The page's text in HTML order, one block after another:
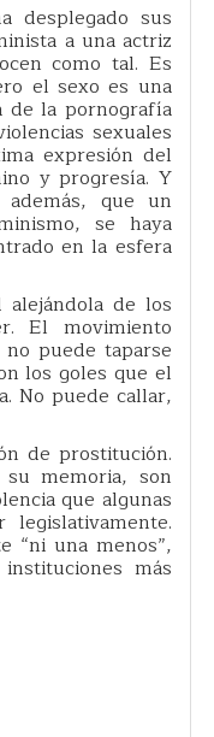
desplegado sus
a una actriz
como tal. Es
el sexo es una
de la pornografía
sexuales
expresión del
y progresía. Y
que un
se haya
en la esfera
de los
El movimiento
puede taparse
los goles que el
No puede callar,
de prostitución.
memoria, son
que algunas
“ni una menos”,
más